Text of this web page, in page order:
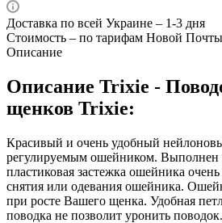
Доставка по всей Украине – 1-3 дня
Стоимость – по тарифам Новой Почты
Описание
Описание Trixie -
щенков Trixie:
Красивый и очень удобный
регулируемым ошейником. Выполнен
пластиковая застежка ошейника
снятия или одевания ошейника.
при росте Вашего щенка. Удобная
поводка не позволит уронить поводок.